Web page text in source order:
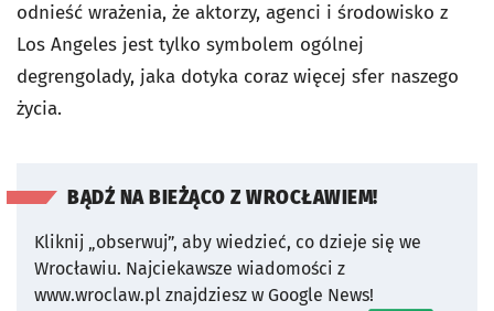
odnieść wrażenia, że aktorzy, agenci i środowisko z
Los Angeles jest tylko symbolem ogólnej
degrengolady, jaka dotyka coraz więcej sfer naszego
życia.
BĄDŹ NA BIEŻĄCO Z WROCŁAWIEM!
Kliknij „obserwuj”, aby wiedzieć, co dzieje się we
Wrocławiu. Najciekawsze wiadomości z
www.wroclaw.pl znajdziesz w Google News!